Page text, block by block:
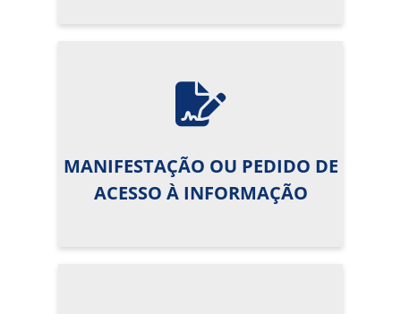
MANIFESTAÇÃO OU PEDIDO DE
ACESSO À INFORMAÇÃO